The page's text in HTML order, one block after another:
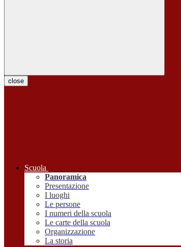
close
Scuola
Panoramica
Presentazione
I luoghi
Le persone
I numeri della scuola
Le carte della scuola
Organizzazione
La storia